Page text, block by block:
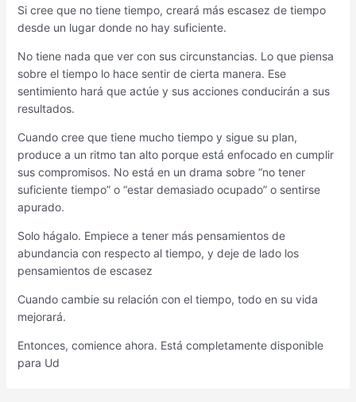
Si cree que no tiene tiempo, creará más escasez de tiempo
desde un lugar donde no hay suficiente.
No tiene nada que ver con sus circunstancias. Lo que piensa
sobre el tiempo lo hace sentir de cierta manera. Ese
sentimiento hará que actúe y sus acciones conducirán a sus
resultados.
Cuando cree que tiene mucho tiempo y sigue su plan,
produce a un ritmo tan alto porque está enfocado en cumplir
sus compromisos. No está en un drama sobre “no tener
suficiente tiempo” o “estar demasiado ocupado” o sentirse
apurado.
Solo hágalo. Empiece a tener más pensamientos de
abundancia con respecto al tiempo, y deje de lado los
pensamientos de escasez
Cuando cambie su relación con el tiempo, todo en su vida
mejorará.
Entonces, comience ahora. Está completamente disponible
para Ud